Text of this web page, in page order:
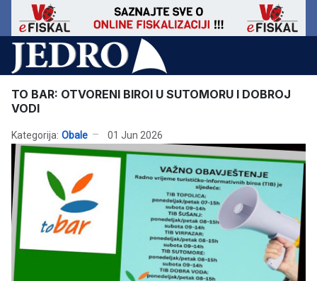
TO BAR: OTVORENI BIROI U SUTOMORU I DOBROJ
VODI
Kategorija: Obale 01 Jun 2026